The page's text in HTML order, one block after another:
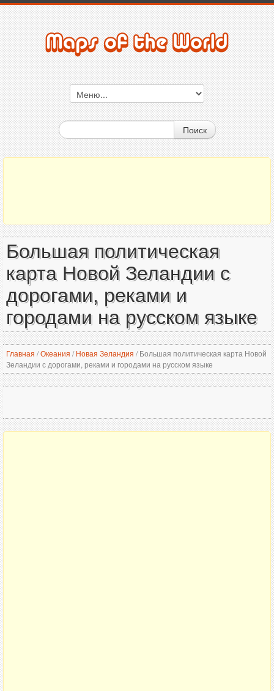
Поиск
Большая политическая
карта Новой Зеландии с
дорогами, реками и
городами на русском языке
Главная /Океания / Новая Зеландия /Большая политическая карта Новой
Зеландии с дорогами, реками и городами на русском языке